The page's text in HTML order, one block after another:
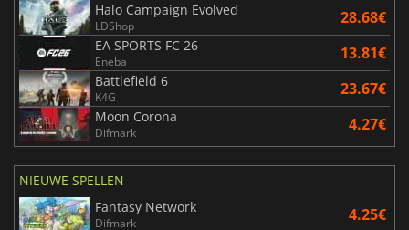
Halo Campaign Evolved
LDShop 28.68€
EA SPORTS FC 26
Eneba 13.81€
Battlefield 6
K4G 23.67€
Moon Corona
Difmark 4.27€
NIEUWE SPELLEN
Fantasy Network
Difmark 4.25€